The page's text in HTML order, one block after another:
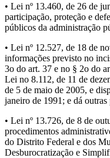
• Lei nº 13.460, de 26 de
participação, proteção e
públicos da administração
• Lei nº 12.527, de 18 de
informações previsto no
3o do art. 37 e no § 2o do
Lei no 8.112, de 11 de
de 5 de maio de 2005, e
janeiro de 1991; e dá
• Lei nº 13.726, de 8 de
procedimentos
do Distrito Federal e dos
Desburocratização e